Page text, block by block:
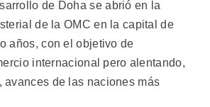
de Doha se abrió en la
de la OMC en la capital de
años, con el objetivo de
internacional pero alentando,
avances de las naciones más